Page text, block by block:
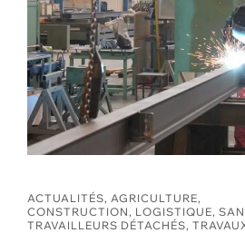
ACTUALITÉS, AGRICULTURE,
CONSTRUCTION , LOGISTIQUE,
TRAVAILLEURS DÉTACHÉS,